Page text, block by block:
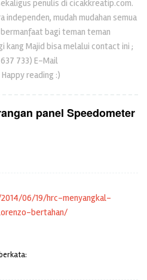
penulis di cicakkreatip.com.
independen, mudah mudahan semua
bagi teman teman
kang Majid bisa melalui contact ini ;
733) E-Mail
reading :)
panel Speedometer
06/19/hrc-menyangkal-
bertahan/